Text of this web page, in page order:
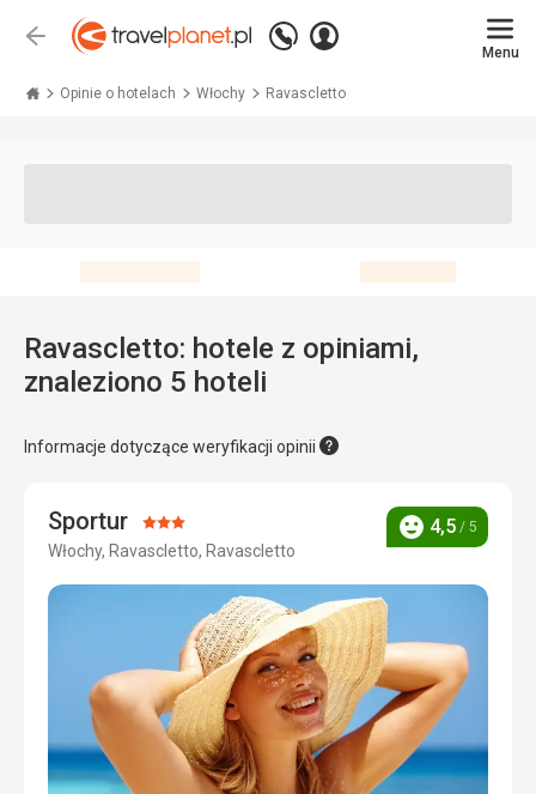
Wstecz
Zadzwoń
+48 71 771 76 55
Zaloguj
Menu
Opinie o hotelach Włochy Ravascletto
Ravascletto: hotele z opiniami,
znaleziono 5 hoteli
Informacje dotyczące weryfikacji opinii
Sportur Ocena:
3/5
Włochy, Ravascletto, Ravascletto
Ocena
4,5 / 5